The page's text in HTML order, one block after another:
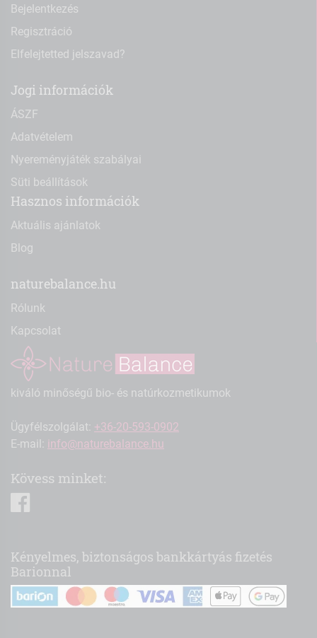
Bejelentkezés
Regisztráció
Elfelejtetted jelszavad?
Jogi információk
ÁSZF
Adatvételem
Nyereményjáték szabályai
Süti beállítások
Hasznos információk
Aktuális ajánlatok
Blog
naturebalance.hu
Rólunk
Kapcsolat
kiváló minőségű bio- és natúrkozmetikumok
Ügyfélszolgálat: +36-20-593-0902
E-mail: info@naturebalance.hu
Kövess minket:
Kényelmes, biztonságos bankkártyás fizetés
Barionnal